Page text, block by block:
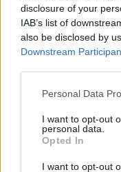
disclosure of your
IAB’s list of
also be disclosed by
Downstream
Please note that this
not limited to your
grant or deny
use your data for
consent section.
Personal Data
I want to opt-out
personal data.
Opted In
I want to opt-out